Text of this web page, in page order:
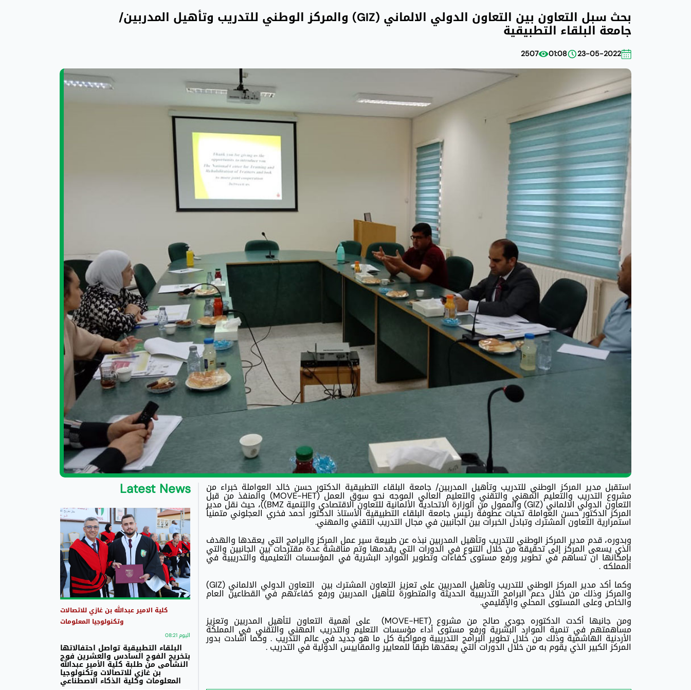
بحث سبل التعاون بين التعاون الدولي الالماني (GIZ) والمركز الوطني للتدريب وتأهيل المدربين/
جامعة البلقاء التطبيقية
23-05-2022
01:08
2507
استقبل مدير المركز الوطني للتدريب وتأهيل المدربين/ جامعة البلقاء التطبيقية الدكتور حسن خالد العواملة خبراء من
مشروع التدريب والتعليم المهني والتقني والتعليم العالي الموجه نحو سوق العمل (MOVE-HET) والمنفذ من قبل
التعاون الدولي الالماني (GIZ) والممول من الوزارة الاتحادية الألمانية للتعاون الاقتصادي والتنمية BMZ))، حيث نقل مدير
المركز الدكتور حسن العواملة تحيات عطوفة رئيس جامعة البلقاء التطبيقية الأستاذ الدكتور أحمد فخري العجلوني متمنياً
استمرارية التعاون المشترك وتبادل الخبرات بين الجانبين في مجال التدريب التقني والمهني.
وبدوره، قدم مدير المركز الوطني للتدريب وتأهيل المدربين نبذه عن طبيعة سير عمل المركز والبرامج التي يعقدها والهدف
الذي يسعى المركز إلى تحقيقه من خلال التنوع في الدورات التي يقدمها وتم مناقشة عدة مقترحات بين الجانبين والتي
بإمكانها ان تساهم في تطوير ورفع مستوى كفاءات وتطوير الموارد البشرية في المؤسسات التعليمية والتدريبية في
المملكه .
وكما أكد مدير المركز الوطني للتدريب وتأهيل المدربين على تعزيز التعاون المشترك بين التعاون الدولي الالماني (GIZ)
والمركز وذلك من خلال دعم البرامج التدريبية الحديثة والمتطورة لتأهيل المدربين ورفع كفاءتهم في القطاعين العام
والخاص وعلى المستوى المحلي والإقليمي.
ومن جانبها أكدت الدكتوره جودي صالح من مشروع (MOVE-HET) على أهمية التعاون لتأهيل المدربين وتعزيز
مساهمتهم في تنمية الموارد البشرية ورفع مستوى أداء مؤسسات التعليم والتدريب المهني والتقني في المملكة
الأردنية الهاشمية وذلك من خلال تطوير البرامج التدريبية ومواكبة كل ما هو جديد في عالم التدريب . وكما أشادت بدور
المركز الكبير الذي يقوم به من خلال الدورات التي يعقدها طبقاً للمعايير والمقاييس الدولية في التدريب .
Latest News
كلية الامير عبدالله بن غازي للاتصالات
وتكنولوجيا المعلومات
اليوم 08:21
البلقاء التطبيقية تواصل احتفالاتها
بتخريج الفوج السادس والعشرين فوج
النشامى من طلبة كلية الأمير عبدالله
بن غازي للاتصالات وتكنولوجيا
المعلومات وكلية الذكاء الاصطناعي